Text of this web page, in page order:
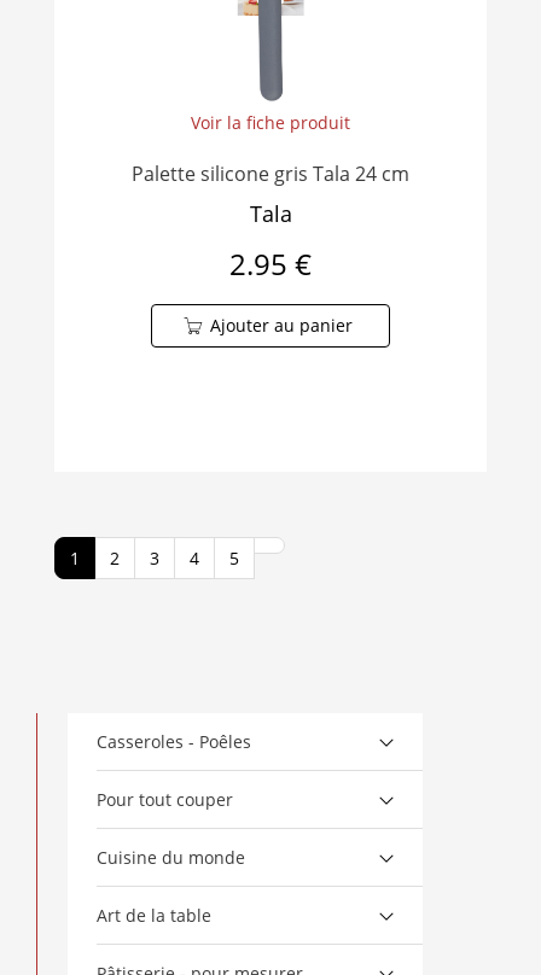
Voir la fiche produit
Palette silicone gris Tala 24 cm
Tala
2.95 €
Ajouter au panier
1 2 3 4 5
Casseroles - Poêles
Pour tout couper
Cuisine du monde
Art de la table